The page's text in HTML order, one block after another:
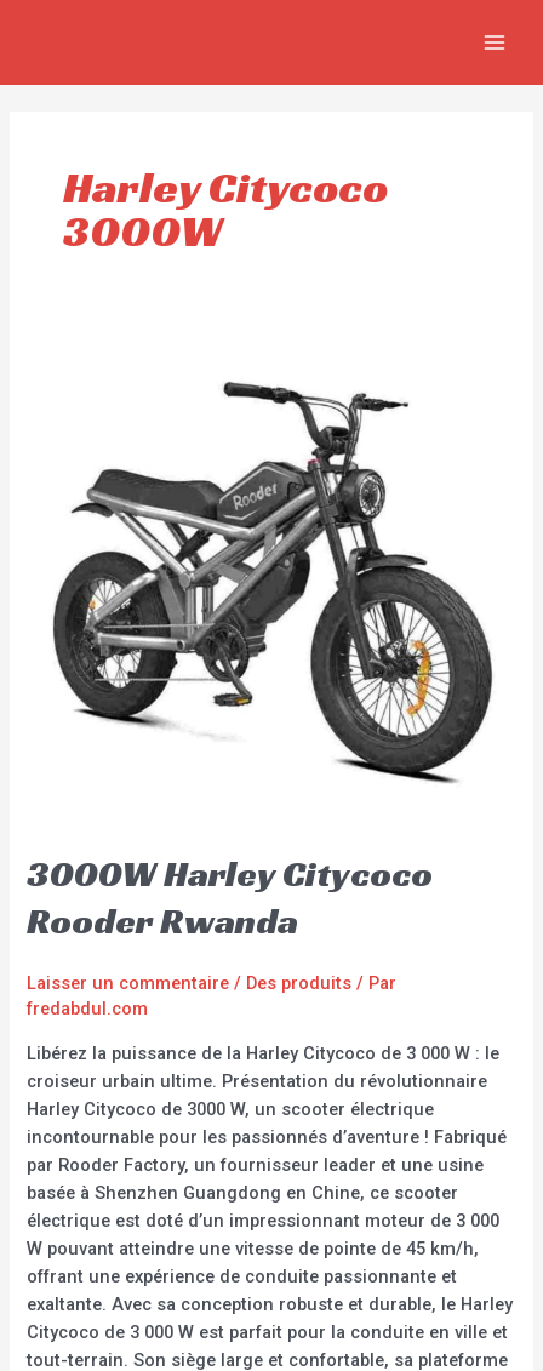
Harley Citycoco
3000W
3000W Harley Citycoco
Rooder Rwanda
Laisser un commentaire / Des produits / Par
fredabdul.com
Libérez la puissance de la Harley Citycoco de 3 000 W : le
croiseur urbain ultime. Présentation du révolutionnaire
Harley Citycoco de 3000 W, un scooter électrique
incontournable pour les passionnés d’aventure ! Fabriqué
par Rooder Factory, un fournisseur leader et une usine
basée à Shenzhen Guangdong en Chine, ce scooter
électrique est doté d’un impressionnant moteur de 3 000
W pouvant atteindre une vitesse de pointe de 45 km/h,
offrant une expérience de conduite passionnante et
exaltante. Avec sa conception robuste et durable, le Harley
Citycoco de 3 000 W est parfait pour la conduite en ville et
tout-terrain. Son siège large et confortable, sa plateforme